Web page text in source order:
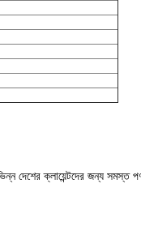
দেশের ক্লায়েন্টদের জন্য